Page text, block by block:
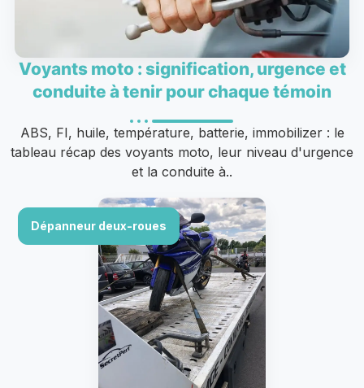
Voyants moto : signification, urgence et
conduite à tenir pour chaque témoin
ABS, FI, huile, température, batterie, immobilizer : le
tableau récap des voyants moto, leur niveau d'urgence
et la conduite à..
Dépanneur deux-roues